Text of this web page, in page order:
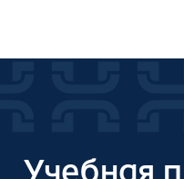
Учебная